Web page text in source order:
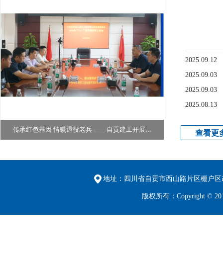
传承红色基因 情暖退役老兵 ——自贡建工开展…
2025.09.12
2025.09.03
2025.09.03
2025.08.13
查看更
西山西大门配套附属设施
地址：四川省自贡市西山路片区棚户
版权所有：Copyright ©